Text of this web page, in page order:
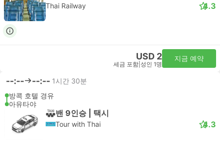
Thai Railway 4.3
USD 2
세금 포함 성인 1명
지금 예약
--:-- --:-- 1시간 30분
방콕 호텔 경유
아유타야
밴 9인승 | 택시
Tour with Thai 4.3